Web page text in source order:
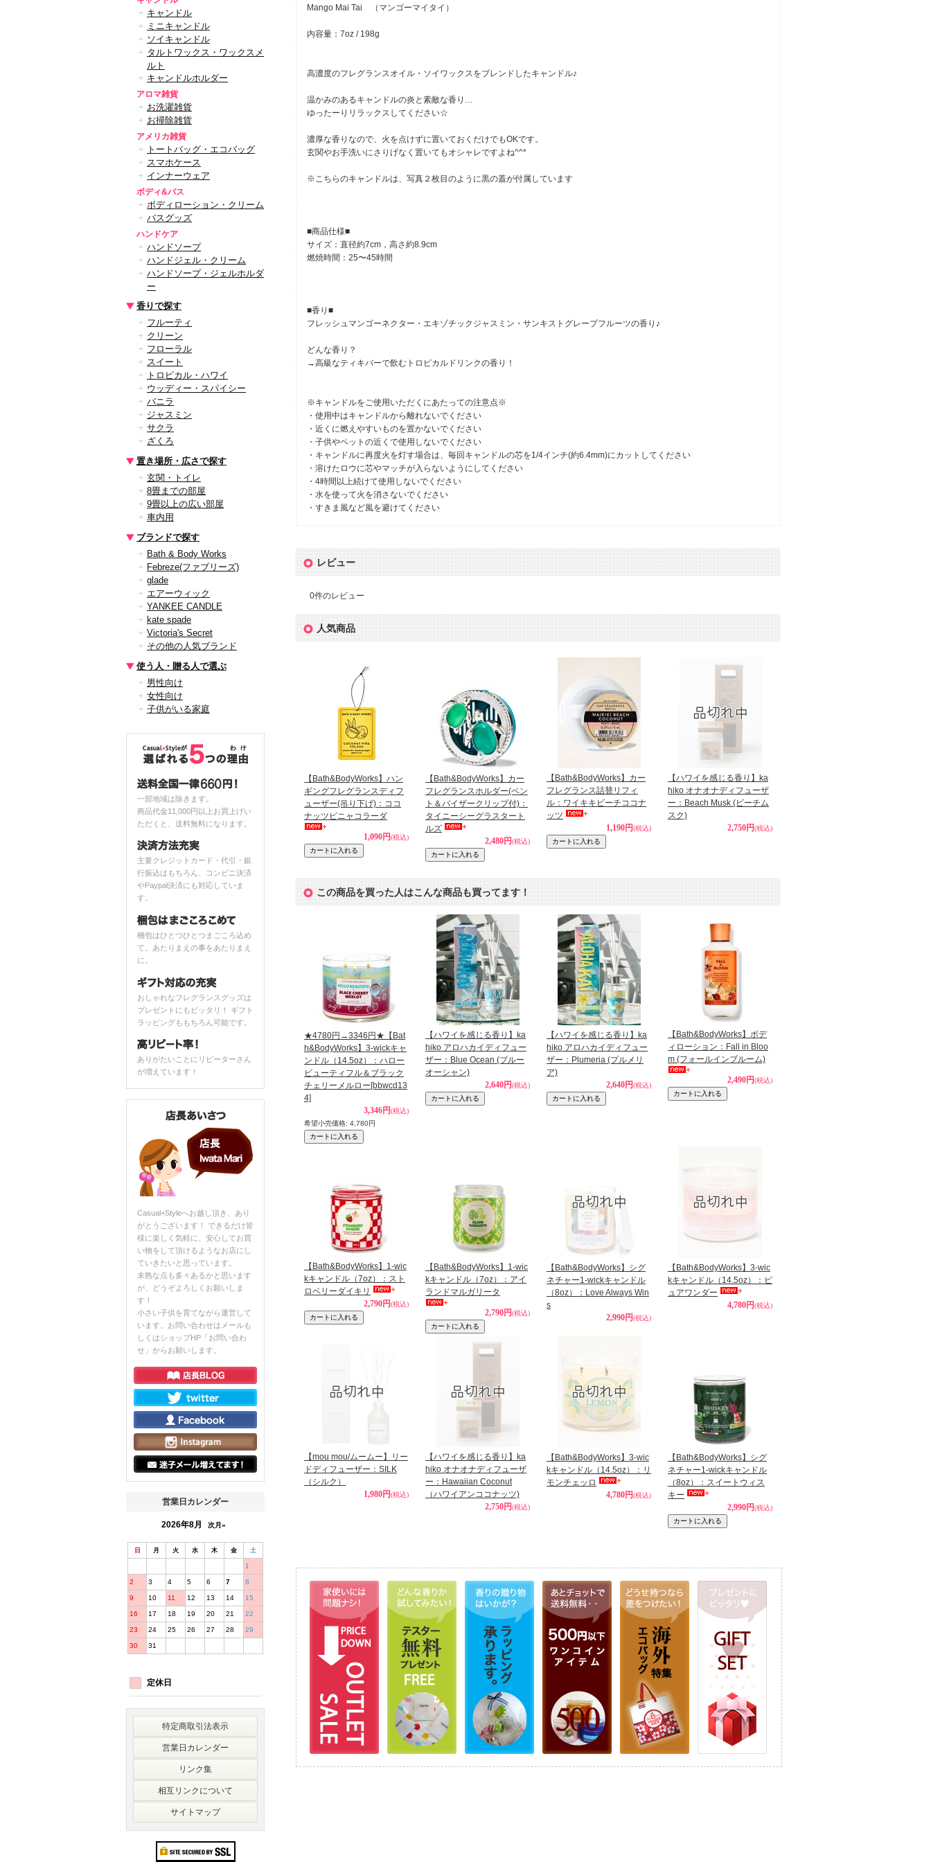
キャンドル
ミニキャンドル
ソイキャンドル
タルトワックス・ワックスメ
ルト
キャンドルホルダー
アロマ雑貨
お洗濯雑貨
お掃除雑貨
アメリカ雑貨
トートバッグ・エコバッグ
スマホケース
インナーウェア
ボディ&バス
ボディローション・クリーム
バスグッズ
ハンドケア
ハンドソープ
ハンドジェル・クリーム
ハンドソープ・ジェルホルダ
ー
香りで探す
フルーティ
クリーン
フローラル
スイート
トロピカル・ハワイ
ウッディー・スパイシー
バニラ
ジャスミン
サクラ
ざくろ
置き場所・広さで探す
玄関・トイレ
8畳までの部屋
9畳以上の広い部屋
車内用
ブランドで探す
Bath & Body Works
Febreze(ファブリーズ)
glade
エアーウィック
YANKEE CANDLE
kate spade
Victoria's Secret
その他の人気ブランド
使う人・贈る人で選ぶ
男性向け
女性向け
子供がいる家庭
一部地域は除きます。
商品代金11,000円以上お買上げい
ただくと、送料無料になります。
主要クレジットカード・代引・銀
行振込はもちろん、コンビニ決済
やPaypal決済にも対応していま
す。
梱包はひとつひとつまごころ込め
て。あたりまえの事をあたりまえ
に。
おしゃれなフレグランスグッズは
プレゼントにもピッタリ！ ギフト
ラッピングももちろん可能です。
ありがたいことにリピーターさん
が増えています！
Casual+Styleへお越し頂き、あり
がとうございます！ できるだけ皆
様に楽しく気軽に、安心してお買
い物をして頂けるようなお店にし
ていきたいと思っています。
未熟な点も多々あるかと思います
が、どうぞよろしくお願いしま
す！
小さい子供を育てながら運営して
います。お問い合わせはメールも
しくはショップHP「お問い合わ
せ」からお願いします。
営業日カレンダー
2026年8月 次月»
日 月 火 水 木 金 土
1
2 3 4 5 6 7 8
9 10 11 12 13 14 15
16 17 18 19 20 21 22
23 24 25 26 27 28 29
30 31
定休日
特定商取引法表示
営業日カレンダー
リンク集
相互リンクについて
サイトマップ
Mango Mai Tai （マンゴーマイタイ）
内容量：7oz / 198g
高濃度のフレグランスオイル・ソイワックスをブレンドしたキャンドル♪
温かみのあるキャンドルの炎と素敵な香り…
ゆったーりリラックスしてください☆
濃厚な香りなので、火を点けずに置いておくだけでもOKです。
玄関やお手洗いにさりげなく置いてもオシャレですよね^^*
※こちらのキャンドルは、写真２枚目のように黒の蓋が付属しています
■商品仕様■
サイズ：直径約7cm，高さ約8.9cm
燃焼時間：25〜45時間
■香り■
フレッシュマンゴーネクター・エキゾチックジャスミン・サンキストグレープフルーツの香り♪
どんな香り？
→高級なティキバーで飲むトロピカルドリンクの香り！
※キャンドルをご使用いただくにあたっての注意点※
・使用中はキャンドルから離れないでください
・近くに燃えやすいものを置かないでください
・子供やペットの近くで使用しないでください
・キャンドルに再度火を灯す場合は、毎回キャンドルの芯を1/4インチ(約6.4mm)にカットしてください
・溶けたロウに芯やマッチが入らないようにしてください
・4時間以上続けて使用しないでください
・水を使って火を消さないでください
・すきま風など風を避けてください
レビュー
0件のレビュー
人気商品
【Bath&BodyWorks】ハン
ギングフレグランスディフ
ューザー(吊り下げ)：ココ
ナッツピニャコラーダ
1,090円(税込)
【Bath&BodyWorks】カー
フレグランスホルダー(ベン
ト＆バイザークリップ付)：
タイニーシーグラスタート
ルズ
2,480円(税込)
【Bath&BodyWorks】カー
フレグランス詰替リフィ
ル：ワイキキビーチココナ
ッツ
1,190円(税込)
【ハワイを感じる香り】ka
hiko オナオナディフューザ
ー：Beach Musk (ビーチム
スク)
2,750円(税込)
この商品を買った人はこんな商品も買ってます！
★4780円→3346円★【Bat
h&BodyWorks】3-wickキャ
ンドル（14.5oz）：ハロー
ビューティフル＆ブラック
チェリーメルロー [bbwcd13
4]
3,346円(税込)
希望小売価格: 4,780円
【ハワイを感じる香り】ka
hiko アロハカイディフュー
ザー：Blue Ocean (ブルー
オーシャン)
2,640円(税込)
【ハワイを感じる香り】ka
hiko アロハカイディフュー
ザー：Plumeria (プルメリ
ア)
2,640円(税込)
【Bath&BodyWorks】ボデ
ィローション：Fall in Bloo
m (フォールインブルーム)
2,490円(税込)
【Bath&BodyWorks】1-wic
kキャンドル（7oz）：スト
ロベリーダイキリ
2,790円(税込)
【Bath&BodyWorks】1-wic
kキャンドル（7oz）：アイ
ランドマルガリータ
2,790円(税込)
【Bath&BodyWorks】シグ
ネチャー1-wickキャンドル
（8oz）：Love Always Win
s
2,990円(税込)
【Bath&BodyWorks】3-wic
kキャンドル（14.5oz）：ピ
ュアワンダー
4,780円(税込)
【mou mou/ムームー】リー
ドディフューザー：SILK
（シルク）
1,980円(税込)
【ハワイを感じる香り】ka
hiko オナオナディフューザ
ー：Hawaiian Coconut
（ハワイアンココナッツ)
2,750円(税込)
【Bath&BodyWorks】3-wic
kキャンドル（14.5oz）：リ
モンチェッロ
4,780円(税込)
【Bath&BodyWorks】シグ
ネチャー1-wickキャンドル
（8oz）：スイートウィス
キー
2,990円(税込)